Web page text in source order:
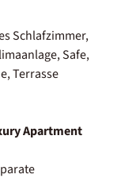
Schlafzimmer,
Safe,
Terrasse
Apartment